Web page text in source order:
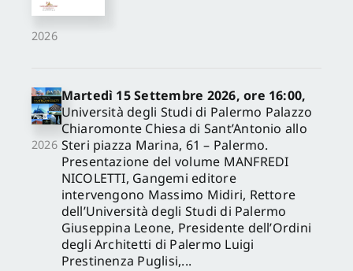
2026
2026
Martedì 15 Settembre 2026, ore 16:00,
Università degli Studi di Palermo Palazzo
Chiaromonte Chiesa di Sant’Antonio allo
Steri piazza Marina, 61 – Palermo.
Presentazione del volume MANFREDI
NICOLETTI, Gangemi editore
intervengono Massimo Midiri, Rettore
dell’Università degli Studi di Palermo
Giuseppina Leone, Presidente dell’Ordini
degli Architetti di Palermo Luigi
Prestinenza Puglisi,...